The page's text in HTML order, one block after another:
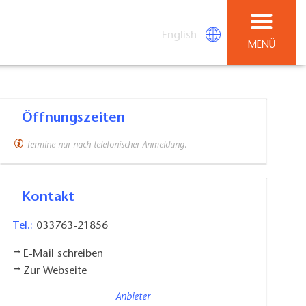
English
MENÜ
Öffnungszeiten
Termine nur nach telefonischer Anmeldung.
Kontakt
Tel.: 033763-21856
E-Mail schreiben
Zur Webseite
Anbieter